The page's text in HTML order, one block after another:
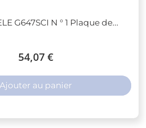
G647SCI N ° 1 Plaque de...
54,07 €
Ajouter au panier